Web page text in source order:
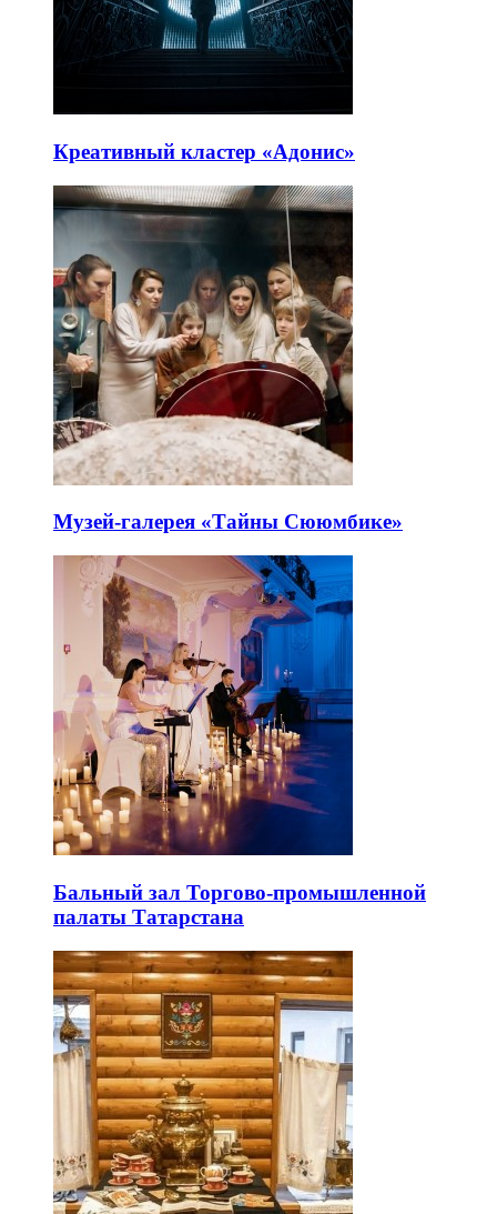
Креативный кластер «Адонис»
Музей-галерея «Тайны Сююмбике»
Бальный зал Торгово-промышленной
палаты Татарстана